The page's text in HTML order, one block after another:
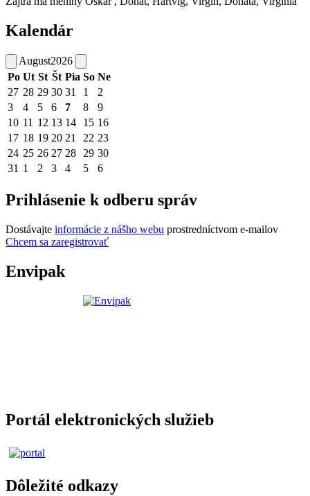
Kalendár
August2026
Po Ut St Št Pia So Ne
27 28 29 30 31 1
2
3
4 5 6 7 8
9
10 11 12 13 14 15 16
17 18 19 20 21 22 23
24 25 26 27 28 29 30
31 1 2 3 4 5 6
Prihlásenie k odberu správ
Dostávajte informácie z nášho webu prostredníctvom e-mailov
Chcem sa zaregistrovať
Envipak
Portál elektronických služieb
Dôležité odkazy